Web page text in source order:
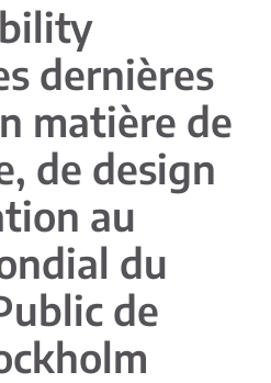
dernières
matière de
de design
au
du
de